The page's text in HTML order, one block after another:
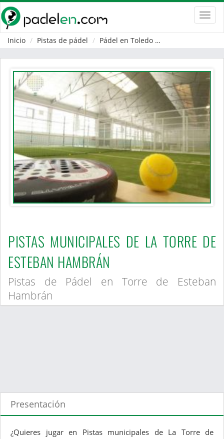
Inicio
Pistas de pádel Pádel en Toledo
PISTAS MUNICIPALES DE LA TORRE DE
ESTEBAN HAMBRÁN
Pistas de Pádel en Torre de Esteban
Hambrán
Presentación
¿Quieres jugar en Pistas municipales de La Torre de